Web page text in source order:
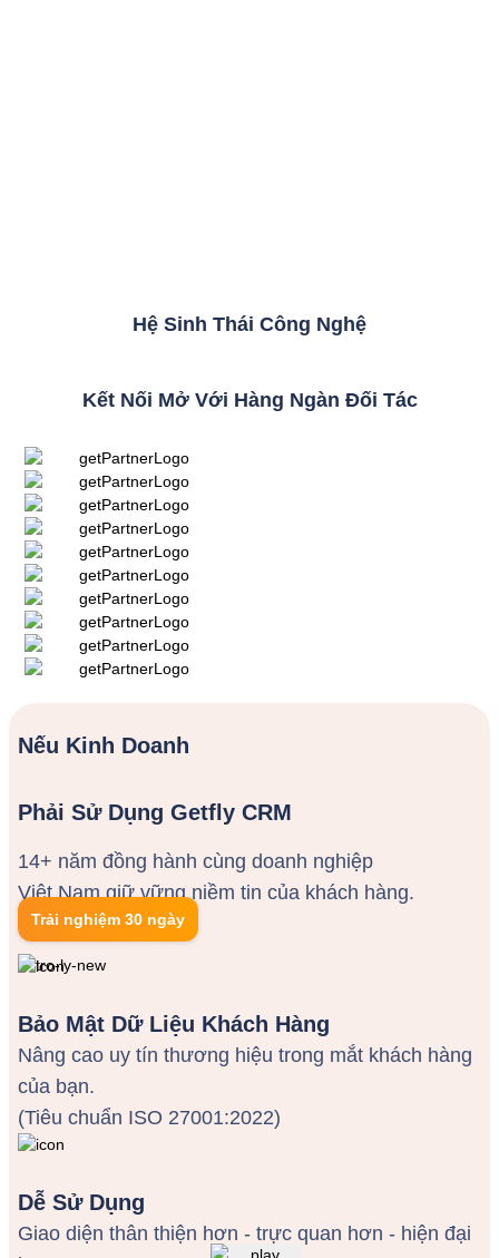
Hệ Sinh Thái Công Nghệ
Kết Nối Mở Với Hàng Ngàn Đối Tác
Nếu Kinh Doanh
Phải Sử Dụng Getfly CRM
14+ năm đồng hành cùng doanh nghiệp
Việt Nam giữ vững niềm tin của khách hàng.
Trải nghiệm 30 ngày
Bảo Mật Dữ Liệu Khách Hàng
Nâng cao uy tín thương hiệu trong mắt khách hàng
của bạn.
(Tiêu chuẩn ISO 27001:2022)
Dễ Sử Dụng
Giao diện thân thiện hơn - trực quan hơn - hiện đại